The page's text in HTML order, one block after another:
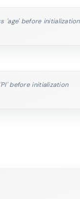
'age' before initialization
before initialization